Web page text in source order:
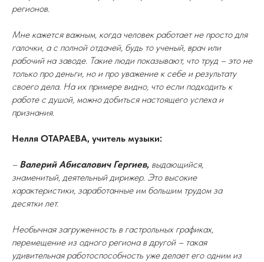
регионов.
Мне кажется важным, когда человек работает не просто для
галочки, а с полной отдачей, будь то ученый, врач или
рабочий на заводе. Такие люди показывают, что труд – это не
только про деньги, но и про уважение к себе и результату
своего дела. На их примере видно, что если подходить к
работе с душой, можно добиться настоящего успеха и
признания.
Нелля ОТАРАЕВА, учитель музыки:
– Валерий Абисалович Гергиев, выдающийся,
знаменитый, деятельный дирижер. Это высокие
характеристики, заработанные им большим трудом за
десятки лет.
Необычная загруженность в гастрольных графиках,
перемещение из одного региона в другой – такая
удивительная работоспособность уже делает его одним из